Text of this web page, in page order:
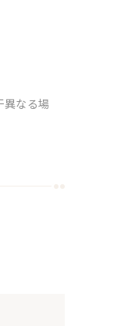
異なる場